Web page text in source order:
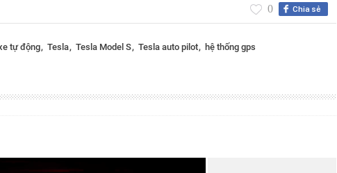
Chia sẻ
0
tự động Tesla Tesla Model S Tesla auto pilot hệ thống gps